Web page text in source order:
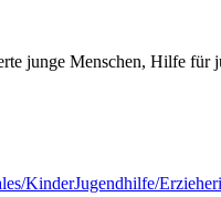
junge Menschen, Hilfe
KinderJugendhilfe/